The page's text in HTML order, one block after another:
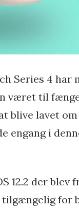
Series 4 har
været til
blive lavet om
engang i
12.2 der blev
for